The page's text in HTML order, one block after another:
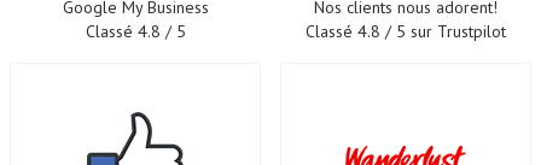
Google My Business
Classé 4.8 / 5
Nos clients nous adorent!
Classé 4.8 / 5 sur Trustpilot